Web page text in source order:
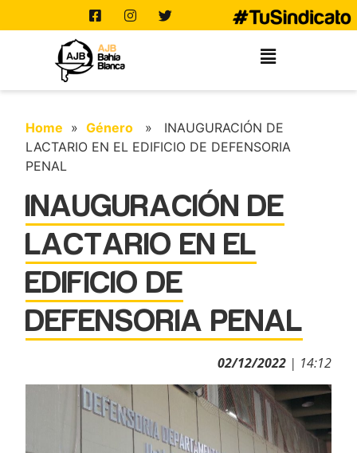
Home »Género » INAUGURACIÓN DE
LACTARIO EN EL EDIFICIO DE DEFENSORIA
PENAL
INAUGURACIÓN DE
LACTARIO EN EL
EDIFICIO DE
DEFENSORIA PENAL
02/12/2022| 14:12